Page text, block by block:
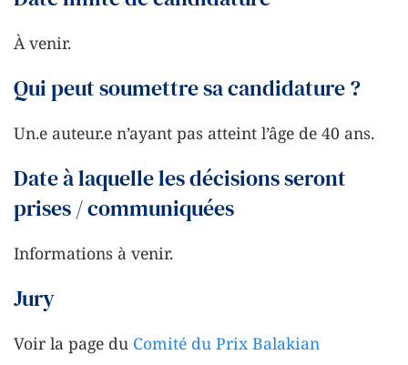
À venir.
Qui peut soumettre sa candidature ?
Un.e auteur.e n’ayant pas atteint l’âge de 40 ans.
Date à laquelle les décisions seront
prises / communiquées
Informations à venir.
Jury
Voir la page du Comité du Prix Balakian